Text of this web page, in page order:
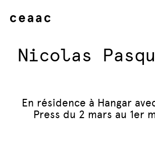
Nicolas
En résidence à Hangar
Press du 2 mars au 1er